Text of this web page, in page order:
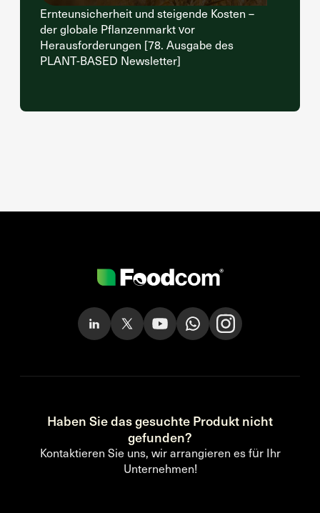
Ernteunsicherheit und steigende Kosten –
der globale Pflanzenmarkt vor
Herausforderungen [78. Ausgabe des
PLANT-BASED Newsletter]
Haben Sie das gesuchte Produkt nicht
gefunden?
Kontaktieren Sie uns, wir arrangieren es für Ihr
Unternehmen!